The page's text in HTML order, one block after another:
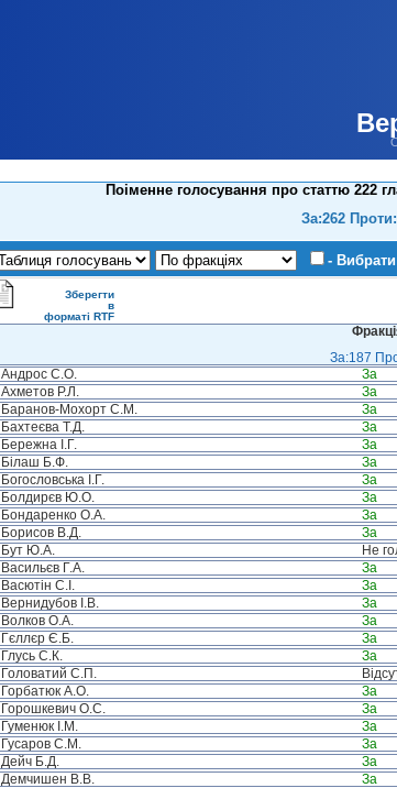
Поіменне голосування про статтю 222
За:262
- Вибрати
Зберегти
в
форматі RTF
За:187
Андрос С.О.
За
Ахметов Р.Л.
За
Баранов-Мохорт С.М.
За
Бахтеєва Т.Д.
За
Бережна І.Г.
За
Білаш Б.Ф.
За
Богословська І.Г.
За
Болдирєв Ю.О.
За
Бондаренко О.А.
За
Борисов В.Д.
За
Бут Ю.А.
Не
Васильєв Г.А.
За
Васютін С.І.
За
Вернидубов І.В.
За
Волков О.А.
За
Гєллєр Є.Б.
За
Глусь С.К.
За
Головатий С.П.
Горбатюк А.О.
За
Горошкевич О.С.
За
Гуменюк І.М.
За
Гусаров С.М.
За
Дейч Б.Д.
За
Демчишен В.В.
За